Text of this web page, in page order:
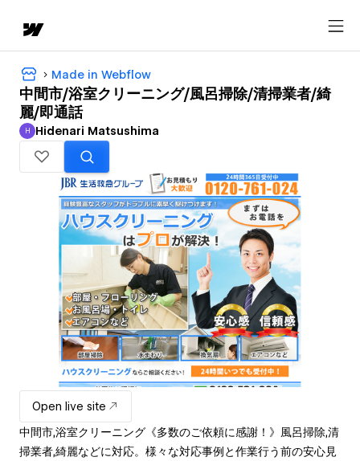
Made in Webflow
中間市/浴室クリーニング/風呂掃除/清掃業者/綺
麗/即通話
Hidenari Matsushima
H Hidenari Matsushima
Open live site
中間市,浴室クリーニング《多数のご依頼に感謝！》風呂掃除,清
掃業者,綺麗などに対応。様々な対応事例と作業行う前の安心見